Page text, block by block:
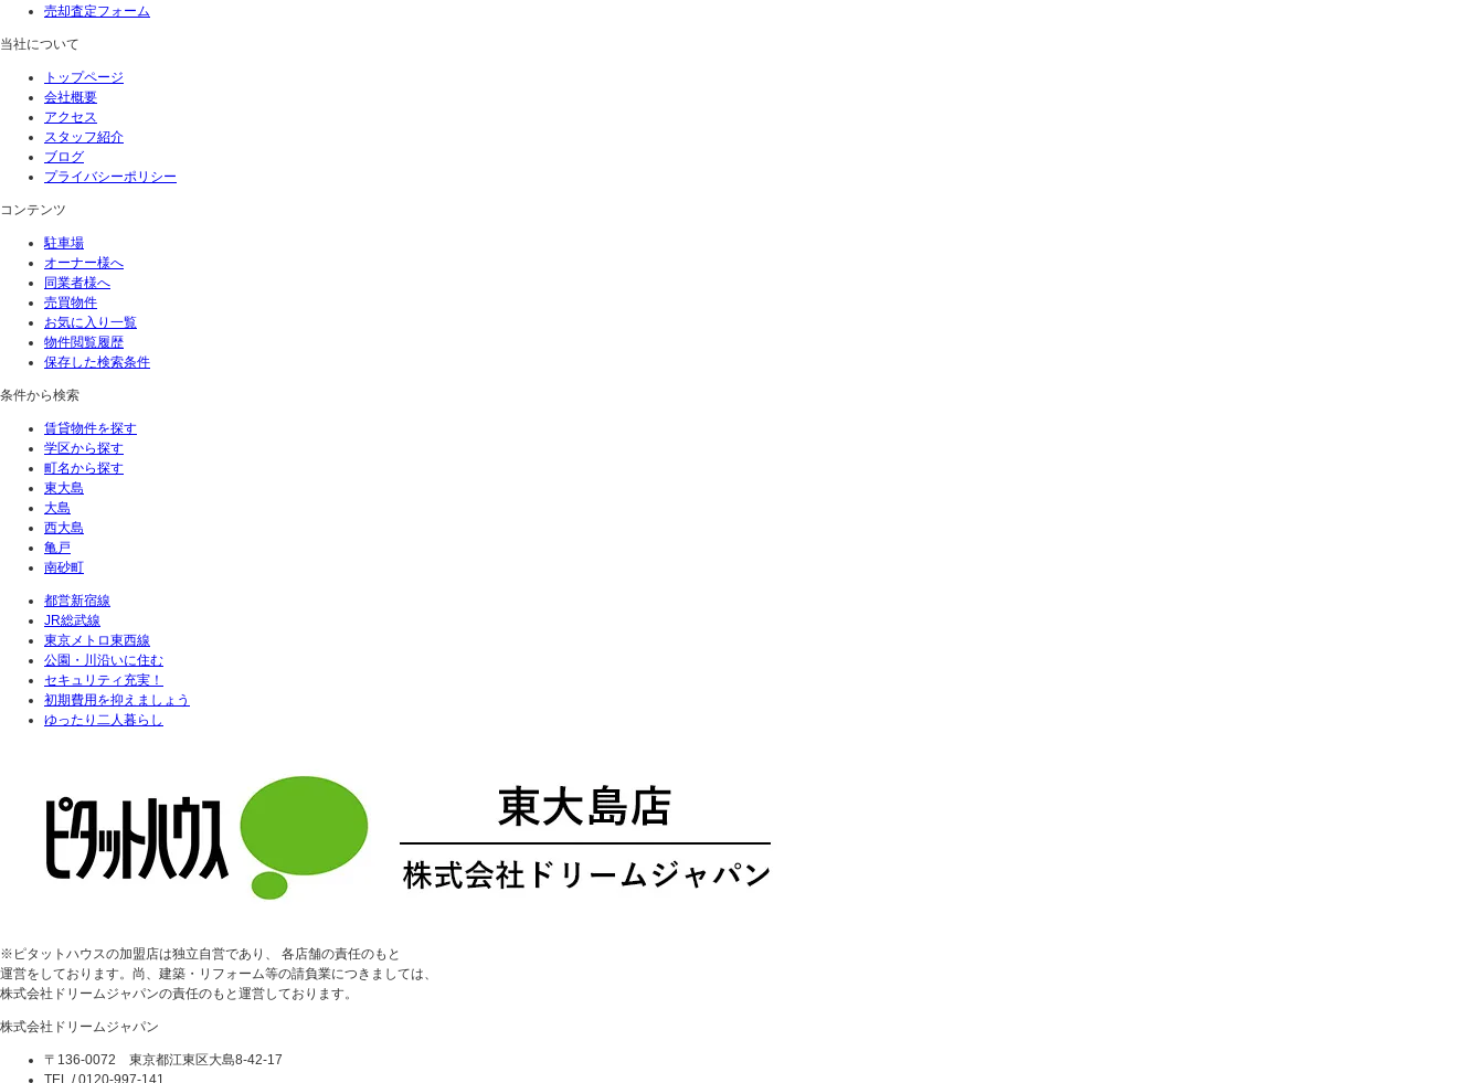
売却査定フォーム
当社について
トップページ
会社概要
アクセス
スタッフ紹介
ブログ
プライバシーポリシー
コンテンツ
駐車場
オーナー様へ
同業者様へ
売買物件
お気に入り一覧
物件閲覧履歴
保存した検索条件
条件から検索
賃貸物件を探す
学区から探す
町名から探す
東大島
大島
西大島
亀戸
南砂町
都営新宿線
JR総武線
東京メトロ東西線
公園・川沿いに住む
セキュリティ充実！
初期費用を抑えましょう
ゆったり二人暮らし
※ピタットハウスの加盟店は独立自営であり、 各店舗の責任のもと
運営をしております。尚、建築・リフォーム等の請負業につきましては、
株式会社ドリームジャパンの責任のもと運営しております。
株式会社ドリームジャパン
〒136-0072 東京都江東区大島8-42-17
TEL / 0120-997-141